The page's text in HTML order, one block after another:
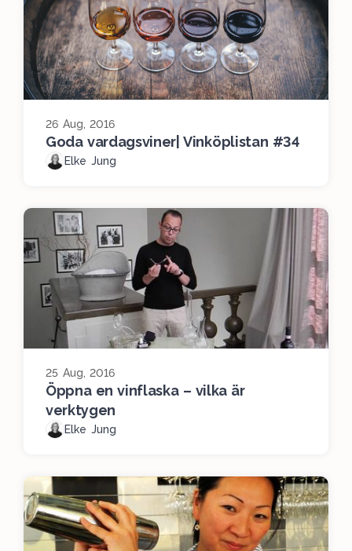
26 Aug, 2016
Goda vardagsviner| Vinköplistan #34
Elke Jung
25 Aug, 2016
Öppna en vinflaska – vilka är
verktygen
Elke Jung